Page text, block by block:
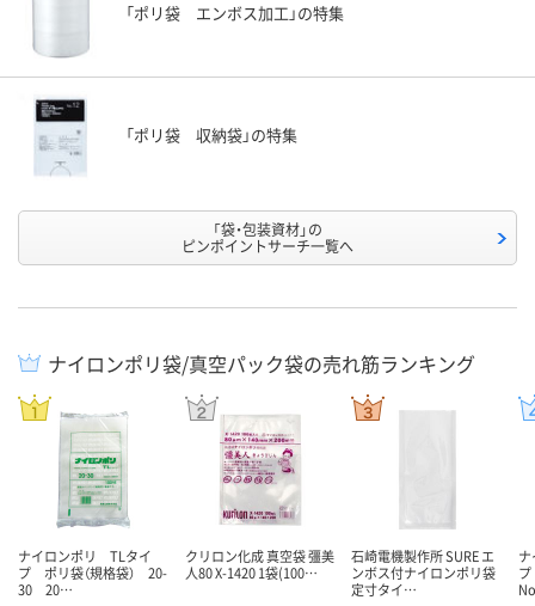
「ポリ袋 エンボス加工」の特集
「ポリ袋 収納袋」の特集
「袋・包装資材」の
ピンポイントサーチ一覧へ
ナイロンポリ袋/真空パック袋の売れ筋ランキング
ナイロンポリ TLタイ
プ ポリ袋（規格袋） 20-
30 20…
クリロン化成 真空袋 彊美
人80 X-1420 1袋(100…
石崎電機製作所 SURE エ
ンボス付ナイロンポリ袋
定寸タイ…